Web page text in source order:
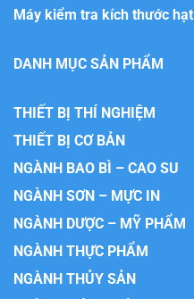
Máy kiểm tra kích thước hạt
DANH MỤC SẢN PHẨM
THIẾT BỊ THÍ NGHIỆM
THIẾT BỊ CƠ BẢN
NGÀNH BAO BÌ – CAO SU
NGÀNH SƠN – MỰC IN
NGÀNH DƯỢC – MỸ PHẨM
NGÀNH THỰC PHẨM
NGÀNH THỦY SẢN